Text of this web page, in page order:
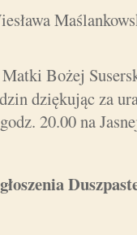
Bożej
dziękując za
20.00 na